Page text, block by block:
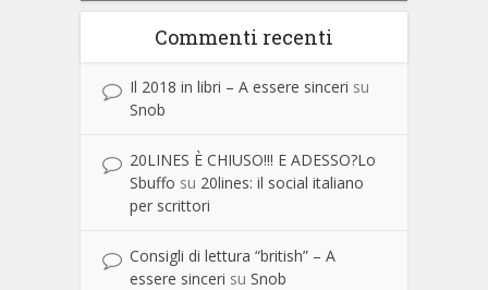
Commenti recenti
Il 2018 in libri – A essere sinceri su
Snob
20LINES È CHIUSO!!! E ADESSO?Lo
Sbuffo su 20lines: il social italiano
per scrittori
Consigli di lettura “british” – A
essere sinceri su Snob